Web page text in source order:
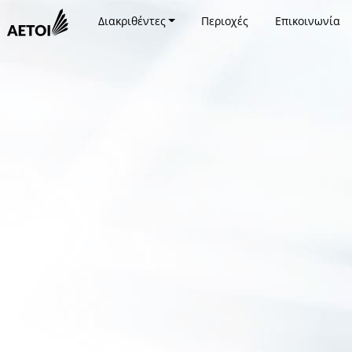
Διακριθέντες Περιοχές Επικοινωνία